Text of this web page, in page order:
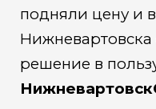
подняли цену и
решение в